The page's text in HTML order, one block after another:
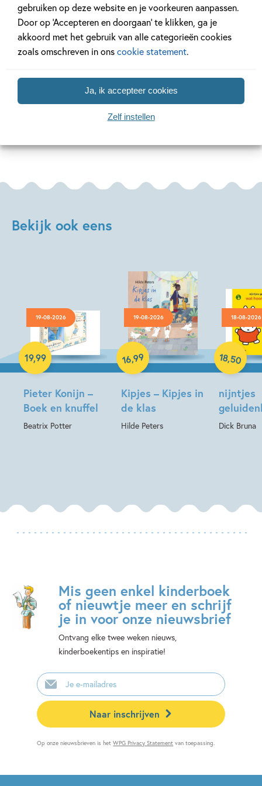
gebruiken op deze website en je voorkeuren aanpassen.
Door op ‘Accepteren en doorgaan’ te klikken, ga je
akkoord met het gebruik van alle categorieën cookies
zoals omschreven in onscookie statement.
Ja, ik accepteer cookies
Zelf instellen
1 NOVEMBER 2025
Loco leerspellen voor ieder
kind!
Lees meer
10 JULI 2024
Op advies
Lees meer
Bekijk ook eens
19-08-2026
Pieter Konijn –
Boek en knuffel
Beatrix Potter
19,99
Hardcover
19-08-2026
Kipjes – Kipjes in
de klas
Hilde Peters
16,99
Hardcover
18-08-2026
nijntjes
Dick Bruna
18,50
Hardcover
Mis geen enkel kinderboek
of nieuwtje meer en schrijf
je in voor onze nieuwsbrief
Ontvang elke twee weken nieuws,
kinderboekentips en inspiratie!
E-
mailadres
Naar inschrijven
Op onze nieuwsbrieven is hetWPG Privacy Statement van toepassing.